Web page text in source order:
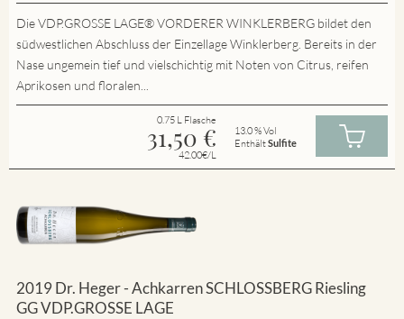
Die VDP.GROSSE LAGE® VORDERER WINKLERBERG bildet den
südwestlichen Abschluss der Einzellage Winklerberg. Bereits in der
Nase ungemein tief und vielschichtig mit Noten von Citrus, reifen
Aprikosen und floralen...
0.75 L Flasche
31,50 €
42.00€/L
13.0 % Vol
EnthältSulfite
2019 Dr. Heger - Achkarren SCHLOSSBERG Riesling
GG VDP.GROSSE LAGE